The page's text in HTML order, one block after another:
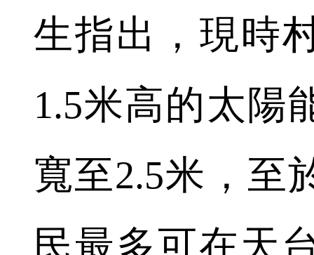
生指出，現時
1.5米高的太陽
寬至2.5米，至
民最多可在天